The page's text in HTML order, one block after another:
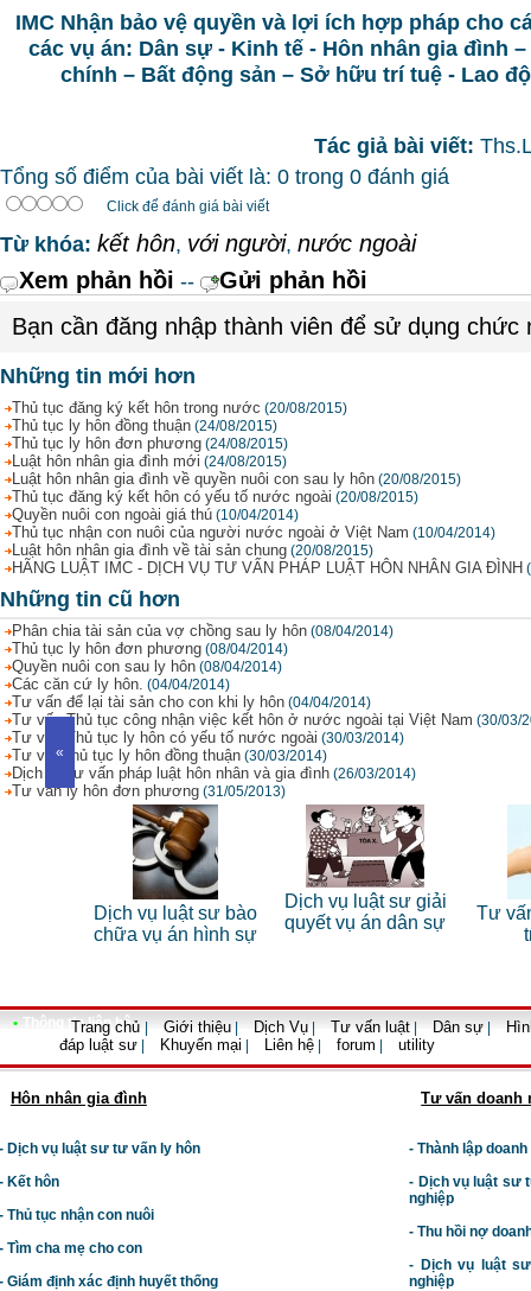
IMC Nhận bảo vệ quyền và lợi ích hợp pháp cho
các vụ án: Dân sự - Kinh tế - Hôn nhân gia đình
chính – Bất động sản – Sở hữu trí tuệ - Lao
Tác giả bài viết:
Tổng số điểm của bài viết là: 0 trong 0 đánh giá
Click để đánh giá bài viết
Từ khóa: kết hôn, với người, nước ngoài
Xem phản hồi --
Gửi phản hồi
Bạn cần đăng nhập thành viên để sử dụng chức
Những tin mới hơn
Thủ tục đăng ký kết hôn trong nước (20/08/2015)
Thủ tục ly hôn đồng thuận (24/08/2015)
Thủ tục ly hôn đơn phương (24/08/2015)
Luật hôn nhân gia đình mới (24/08/2015)
Luật hôn nhân gia đình về quyền nuôi con sau ly hôn (20/08/2015)
Thủ tục đăng ký kết hôn có yếu tố nước ngoài (20/08/2015)
Quyền nuôi con ngoài giá thú (10/04/2014)
Thủ tục nhận con nuôi của người nước ngoài ở Việt Nam (10/04/2014)
Luật hôn nhân gia đình về tài sản chung (20/08/2015)
HÃNG LUẬT IMC - DỊCH VỤ TƯ VẤN PHÁP LUẬT HÔN NHÂN GIA ĐÌNH
Những tin cũ hơn
Phân chia tài sản của vợ chồng sau ly hôn (08/04/2014)
Thủ tục ly hôn đơn phương (08/04/2014)
Quyền nuôi con sau ly hôn (08/04/2014)
Các căn cứ ly hôn. (04/04/2014)
Tư vấn để lại tài sản cho con khi ly hôn (04/04/2014)
Tư vấn Thủ tục công nhận việc kết hôn ở nước ngoài tại Việt Nam (30/03/
Tư vấn Thủ tục ly hôn có yếu tố nước ngoài (30/03/2014)
Tư vấn thủ tục ly hôn đồng thuận (30/03/2014)
Dịch vụ tư vấn pháp luật hôn nhân và gia đình (26/03/2014)
Tư vấn ly hôn đơn phương (31/05/2013)
«
Dịch vụ luật sư bào
chữa vụ án hình sự
Dịch vụ luật sư giải
quyết vụ án dân sự
Tư
• Thông tin liên hệ
Trang chủ Giới thiệu Dịch Vụ Tư vấn luật Dân sự
đáp luật sư
Khuyến mại Liên hệ forum utility
Hôn nhân gia đình
Dịch vụ luật sư tư vấn ly hôn
Kết hôn
Thủ tục nhận con nuôi
Tìm cha mẹ cho con
Giám định xác định huyết thống
Tư vấn doanh
- Thành lập
- Dịch vụ luật sư t
nghiệp
- Thu hồi nợ
- Dịch vụ luật
nghiệp